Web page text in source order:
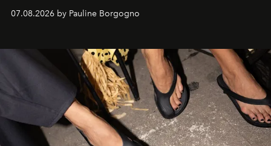
d'exception composent un véritable voyage sensoriel.
07.08.2026 by Pauline Borgogno